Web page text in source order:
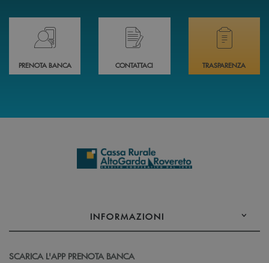
Prenota il tuo appuntamento in Filiale direttamente da casa 24h su 24h
PRENOTA BANCA
Hai bisogno di assistenza immediata?
CONTATTACI
Hai bisogno di
TRASPARENZA
INFORMAZIONI
SCARICA L'APP PRENOTA BANCA